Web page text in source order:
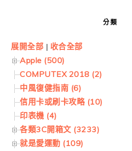
分類
展開全部 | 收合全部
Apple (500)
COMPUTEX 2018 (2)
中風復健指南 (6)
信用卡或刷卡攻略 (10)
印表機 (4)
各類3C開箱文 (3233)
就是愛運動 (109)